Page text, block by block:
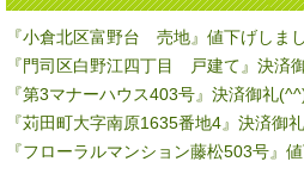
『小倉北区富野台 売地』値下げしま
『門司区白野江四丁目 戸建て』決済
『第3マナーハウス403号』決済御礼
『苅田町大字南原1635番地4』決済御
『フローラルマンション藤松503号』